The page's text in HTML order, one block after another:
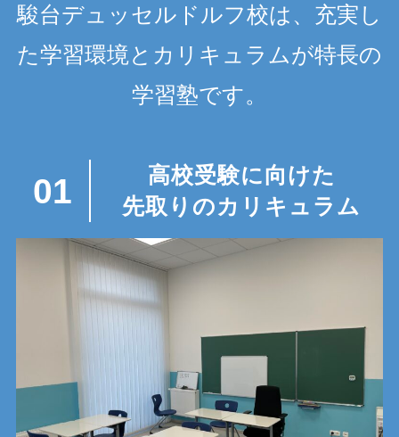
駿台デュッセルドルフ校は、充実し
た学習環境とカリキュラムが特長の
学習塾です。
01
高校受験に向けた
先取りのカリキュラム